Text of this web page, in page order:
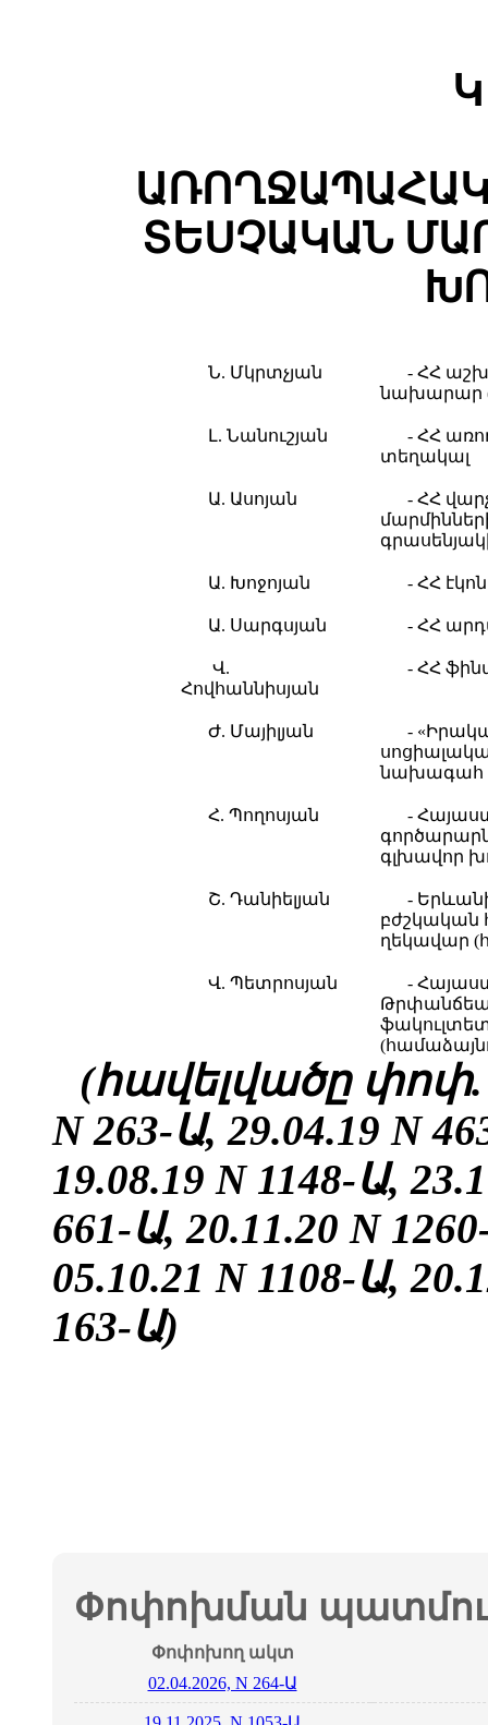
ՏԵՍՉԱԿԱՆ
Ն. Մկրտչյան
- ՀՀ
նախարար
Լ. Նանուշյան
- ՀՀ
տեղակալ
Ա. Ասոյան
- ՀՀ
Ա. Խոջոյան - ՀՀ
Ա. Սարգսյան - ՀՀ
Վ.
Հովհաննիսյան
- ՀՀ
Ժ. Մայիլյան
-
նախագահ
Հ. Պողոսյան
-
գլխավոր
Շ. Դանիելյան
-
ղեկավար
Վ. Պետրոսյան
-
(հավելվածը փոփ.
N 263-Ա, 29.04.19 N
19.08.19 N 1148-Ա,
661-Ա, 20.11.20 N
05.10.21 N 1108-Ա,
163-Ա)
Փոփոխման
Փոփոխող ակտ
02.04.2026, N 264-Ա